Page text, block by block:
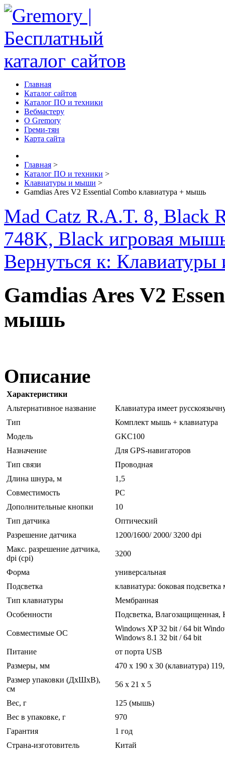
Главная
Каталог сайтов
Каталог ПО и техники
Вебмастеру
О Gremory
Греми-тян
Карта сайта
Главная >
Каталог ПО и техники >
Клавиатуры и мыши >
Gamdias Ares V2 Essential Combo клавиатура + мышь
Mad Catz R.A.T. 8, Black
748K, Black игровая
Вернуться к:
Gamdias Ares V2
мышь
Описание
Характеристики
Альтернативное название
Клавиатура имеет
Тип
Комплект мышь + клавиатура
Модель
GKC100
Назначение
Для GPS-навигаторов
Тип связи
Проводная
Длина шнура, м
1,5
Совместимость
PC
Дополнительные кнопки
10
Тип датчика
Оптический
Разрешение датчика
1200/1600/ 2000/ 3200 dpi
Макс. разрешение датчика,
dpi (cpi)
3200
Форма
универсальная
Подсветка
клавиатура: боковая
Тип клавиатуры
Мембранная
Особенности
Подсветка, Влагозащищенная,
Совместимые ОС
Windows XP 32 bit / 64 bit
Windows 8.1 32 bit / 64 bit
Питание
от порта USB
Размеры, мм
470 x 190 x 30 (клавиатура)
Размер упаковки (ДхШхВ),
см
56 x 21 x 5
Вес, г
125 (мышь)
Вес в упаковке, г
970
Гарантия
1 год
Страна-изготовитель
Китай